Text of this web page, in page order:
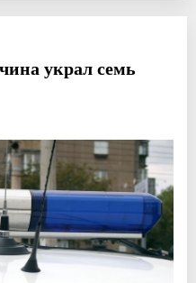
украл семь